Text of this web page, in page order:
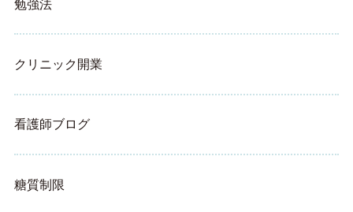
勉強法
クリニック開業
看護師ブログ
糖質制限